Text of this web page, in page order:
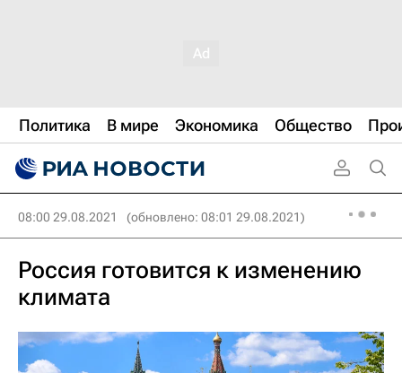
Политика В мире Экономика Общество
08:00 29.08.2021 (обновлено: 08:01 29.08.2021)
Россия готовится к изменению
климата